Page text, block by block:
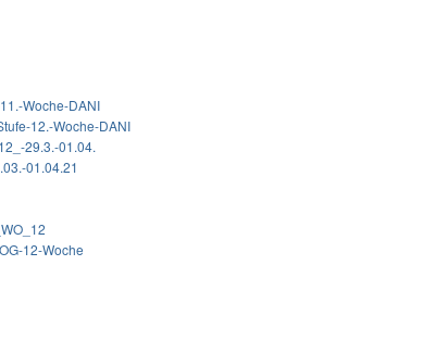
Woche-DANI
12.-Woche-DANI
29.3.-01.04.
01.04.21
12-Woche